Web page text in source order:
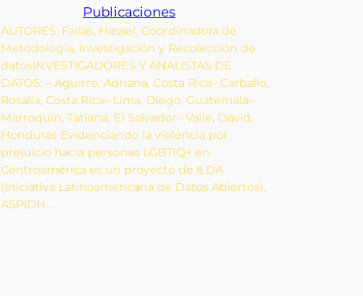
Publicaciones
AUTORES: Fallas, Hassel. Coordinadora de
Metodología, Investigación y Recolección de
datosINVESTIGADORES Y ANALISTAS DE
DATOS: – Aguirre, Adriana, Costa Rica– Carballo,
Rosalía, Costa Rica– Lima, Diego, Guatemala–
Marroquín, Tatiana, El Salvador– Valle, David,
Honduras Evidenciando la violencia por
prejuicio hacia personas LGBTIQ+ en
Centroamérica es un proyecto de ILDA
(Iniciativa Latinoamericana de Datos Abiertos),
ASPIDH…